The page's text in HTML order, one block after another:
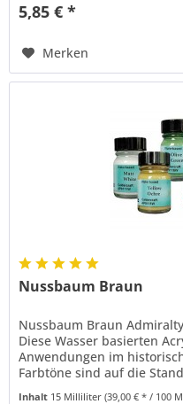
5,85 € *
Merken
Nussbaum Braun
Nussbaum Braun
Diese Wasser basierten
Anwendungen im
Farbtöne sind auf die
Inhalt 15 Milliliter(39,00 € * / 100